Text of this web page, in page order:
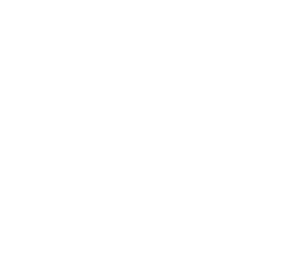
Cháru! Na
Mohamed Salah